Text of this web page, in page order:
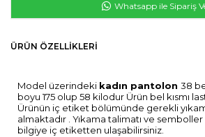
Whatsapp ile Sipariş
ÜRÜN ÖZELLIKLERI
Model üzerindeki kadın pantolon 38
boyu 175 olup 58 kilodur Ürün bel kısmı
Ürünün iç etiket bölümünde gerekli
almaktadır . Yıkama talimatı ve
bilgiye iç etiketten ulaşabilirsiniz.